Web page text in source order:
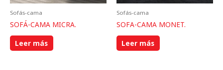
Sofás-cama
SOFÁ-CAMA MICRA.
Leer más
Sofás-cama
SOFA-CAMA MONET.
Leer más